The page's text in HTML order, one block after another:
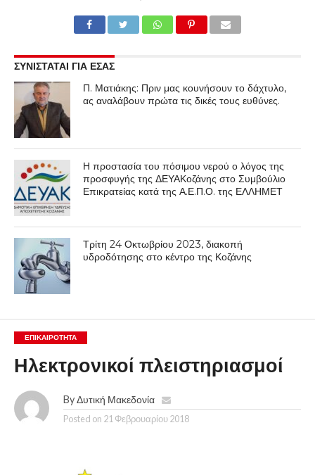
ΣΥΝΙΣΤΑΤΑΙ ΓΙΑ ΕΣΑΣ
Π. Ματιάκης: Πριν μας κουνήσουν το δάχτυλο,
ας αναλάβουν πρώτα τις δικές τους ευθύνες.
Η προστασία του πόσιμου νερού ο λόγος της
προσφυγής της ΔΕΥΑΚοζάνης στο Συμβούλιο
Επικρατείας κατά της Α.Ε.Π.Ο. της ΕΛΛΗΜΕΤ
Τρίτη 24 Οκτωβρίου 2023, διακοπή
υδροδότησης στο κέντρο της Κοζάνης
ΕΠΙΚΑΙΡΟΤΗΤΑ
Ηλεκτρονικοί πλειστηριασμοί
By Δυτική Μακεδονία
Posted on 21 Φεβρουαρίου 2018